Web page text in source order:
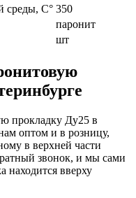
среды, С° 350
паронит
шт
прокладку Ду25 в
оптом и в розницу,
в верхней части
звонок, и мы сами
находится вверху